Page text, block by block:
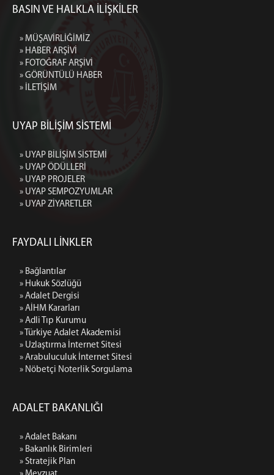
BASIN VE HALKLA İLİŞKİLER
» MÜŞAVİRLİĞİMİZ
» HABER ARŞİVİ
» FOTOĞRAF ARŞİVİ
» GÖRÜNTÜLÜ HABER
» İLETİŞİM
UYAP BİLİŞİM SİSTEMİ
» UYAP BİLİŞİM SİSTEMİ
» UYAP ÖDÜLLERİ
» UYAP PROJELER
» UYAP SEMPOZYUMLAR
» UYAP ZİYARETLER
FAYDALI LİNKLER
» Bağlantılar
» Hukuk Sözlüğü
» Adalet Dergisi
» AİHM Kararları
» Adli Tıp Kurumu
» Türkiye Adalet Akademisi
» Uzlaştırma İnternet Sitesi
» Arabuluculuk İnternet Sitesi
» Nöbetçi Noterlik Sorgulama
ADALET BAKANLIĞI
» Adalet Bakanı
» Bakanlık Birimleri
» Stratejik Plan